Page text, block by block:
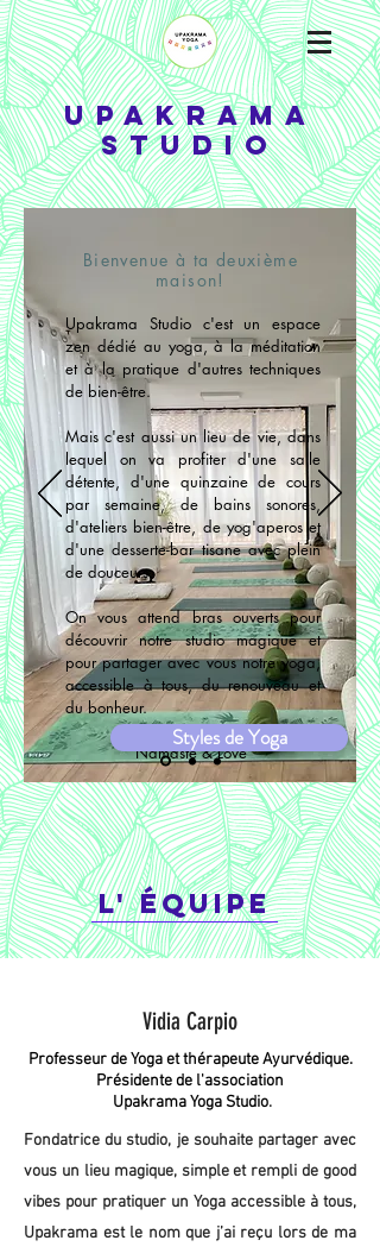
UPAKRAMA
STUDIO
Upakrama Studio c'est un espace
zen dédié au yoga, à la méditation
et à la pratique d'autres techniques
de bien-être.
Mais c'est aussi un lieu de vie, dans
lequel on va profiter d'une salle
détente, d'une quinzaine de cours
par semaine, de bains sonores,
d'ateliers bien-être, de yog'aperos et
d'une desserte-bar tisane avec plein
de douceurs.
On vous attend bras ouverts pour
découvrir notre studio magique et
pour partager avec vous notre yoga,
accessible à tous, du renouveau et
du bonheur.
Namaste & Love
Styles de Yoga
Bienvenue à ta deuxième
maison!
L' équipe
Vidia Carpio
Professeur de Yoga et thérapeute Ayurvédique.
Présidente de l'association
Upakrama Yoga Studio.
Fondatrice du studio, je souhaite partager avec
vous un lieu magique, simple et rempli de good
vibes pour pratiquer un Yoga accessible à tous,
Upakrama est le nom que j’ai reçu lors de ma